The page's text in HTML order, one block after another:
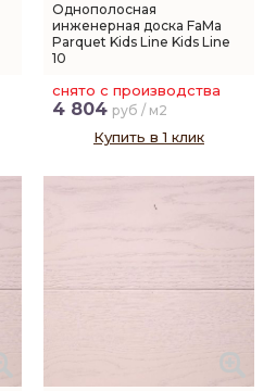
Однополосная
инженерная доска FaMa
Parquet Kids Line Kids Line
10
снято с производства
4 804 руб / м2
Купить в 1 клик